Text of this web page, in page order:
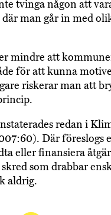
tvinga någon att
man går in med
mindre att
för att kunna
riskerar man att
redan i
Där föreslogs
eller finansiera
som drabbar
aldrig.